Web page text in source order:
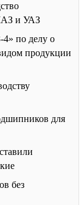
и УАЗ
по делу о
продукции
для
без